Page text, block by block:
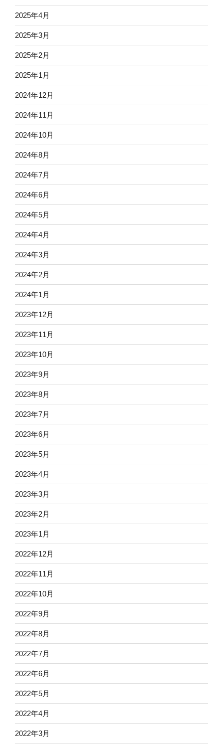
2025年4月
2025年3月
2025年2月
2025年1月
2024年12月
2024年11月
2024年10月
2024年8月
2024年7月
2024年6月
2024年5月
2024年4月
2024年3月
2024年2月
2024年1月
2023年12月
2023年11月
2023年10月
2023年9月
2023年8月
2023年7月
2023年6月
2023年5月
2023年4月
2023年3月
2023年2月
2023年1月
2022年12月
2022年11月
2022年10月
2022年9月
2022年8月
2022年7月
2022年6月
2022年5月
2022年4月
2022年3月